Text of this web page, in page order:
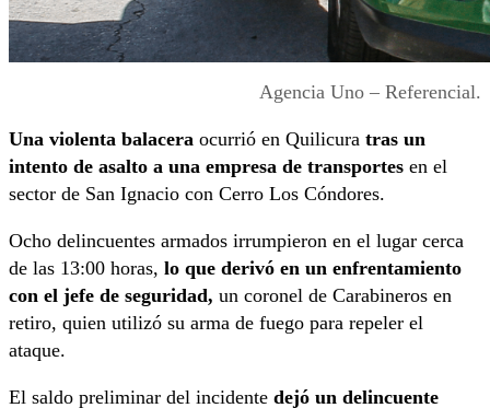
Agencia Uno – Referencial.
Una violenta balacera ocurrió en Quilicura tras un
intento de asalto a una empresa de transportes en el
sector de San Ignacio con Cerro Los Cóndores.
Ocho delincuentes armados irrumpieron en el lugar cerca
de las 13:00 horas, lo que derivó en un enfrentamiento
con el jefe de seguridad, un coronel de Carabineros en
retiro, quien utilizó su arma de fuego para repeler el
ataque.
El saldo preliminar del incidente dejó un delincuente